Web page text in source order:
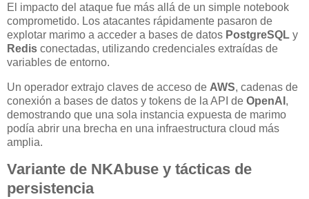
El impacto del ataque fue más allá de un simple notebook
comprometido. Los atacantes rápidamente pasaron de
explotar marimo a acceder a bases de datos PostgreSQL y
Redis conectadas, utilizando credenciales extraídas de
variables de entorno.
Un operador extrajo claves de acceso de AWS, cadenas de
conexión a bases de datos y tokens de la API de OpenAI ,
demostrando que una sola instancia expuesta de marimo
podía abrir una brecha en una infraestructura cloud más
amplia.
Variante de NKAbuse y tácticas de
persistencia